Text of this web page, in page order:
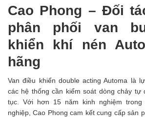
Cao Phong – Đối
phân phối van
khiển khí nén
hãng
Van điều khiển double acting Automa là
các hệ thống cần kiểm soát dòng chảy tự
tục. Với hơn 15 năm kinh nghiệm trong
nghiệp, Cao Phong cam kết cung cấp sản